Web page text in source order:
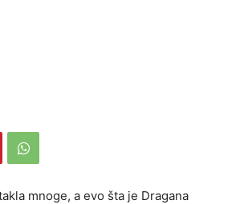
mnoge, a evo šta je Dragana